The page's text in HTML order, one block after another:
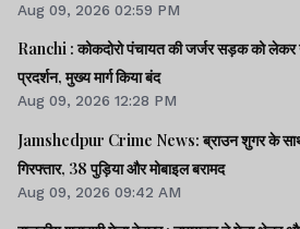
Aug 09, 2026 02:59 PM
Ranchi : कोकदोरो पंचायत की जर्जर सड़क को लेकर
प्रदर्शन, मुख्य मार्ग किया बंद
Aug 09, 2026 12:28 PM
Jamshedpur Crime News: ब्राउन शुगर के
गिरफ्तार, 38 पुड़िया और मोबाइल बरामद
Aug 09, 2026 09:42 AM